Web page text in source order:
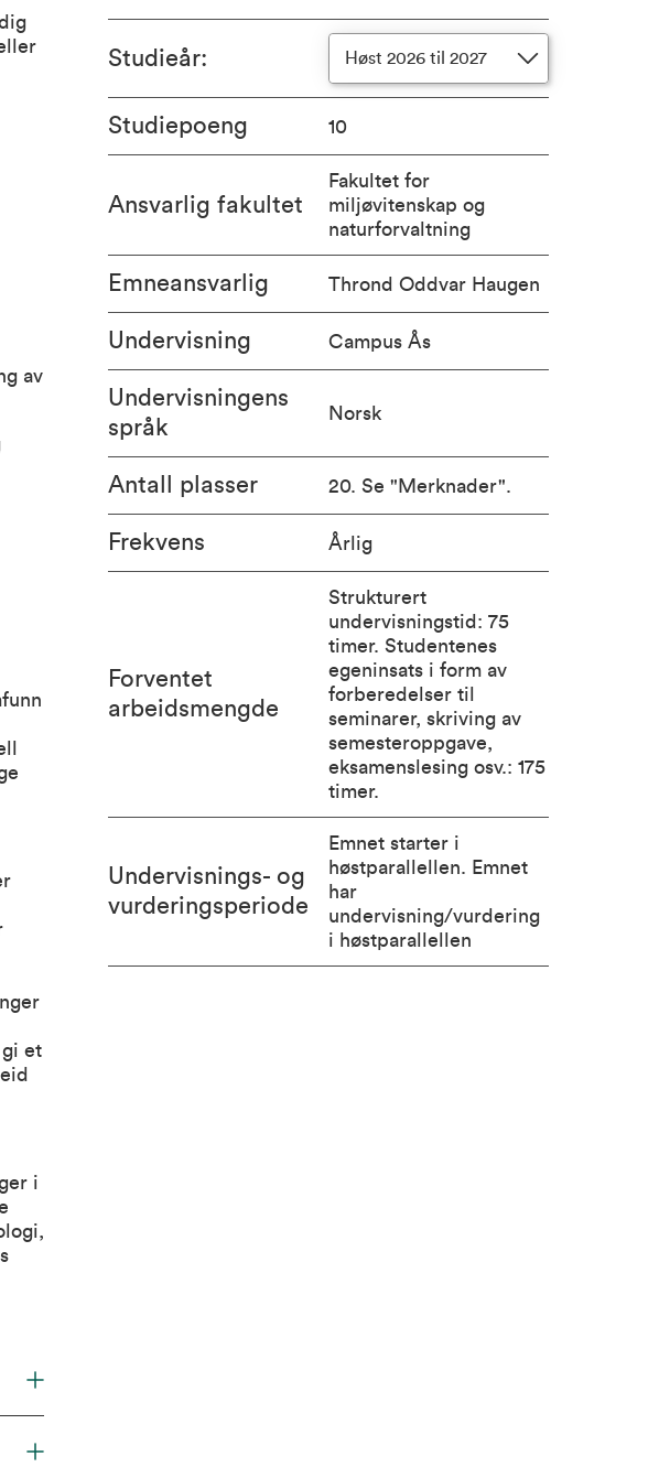
av
et
i
Studieår: Høst 2026 til 2027
Studiepoeng 10
Ansvarlig fakultet
Fakultet for
miljøvitenskap og
naturforvaltning
Emneansvarlig Thrond Oddvar Haugen
Undervisning Campus Ås
Undervisningens
språk
Norsk
Antall plasser 20. Se "Merknader".
Frekvens Årlig
Forventet
arbeidsmengde
Strukturert
undervisningstid: 75
timer. Studentenes
egeninsats i form av
forberedelser til
seminarer, skriving av
semesteroppgave,
eksamenslesing osv.: 175
timer.
Undervisnings- og
vurderingsperiode
Emnet starter i
høstparallellen. Emnet
har
undervisning/vurdering
i høstparallellen